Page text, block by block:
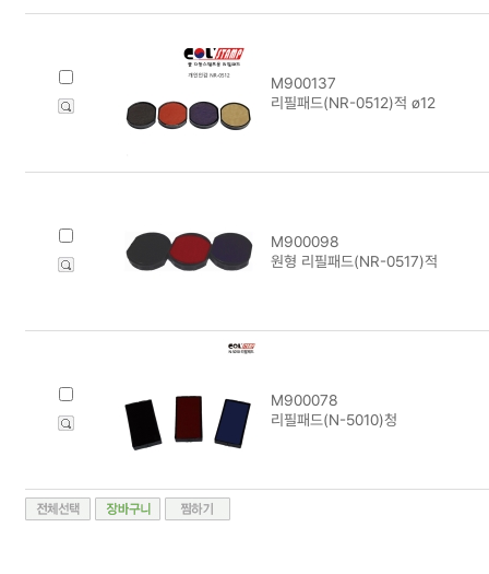
M900137
리필패드(NR-0512)적 ø12
M900098
원형 리필패드(NR-0517)적
M900078
리필패드(N-5010)청